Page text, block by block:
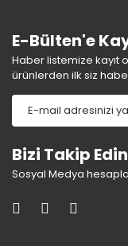
E-Bülten'e
Haber listemize kayıt
ürünlerden ilk siz
Bizi Takip Edin
Sosyal Medya